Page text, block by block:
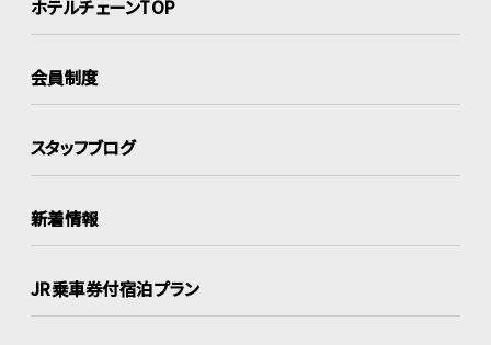
ホテルチェーンTOP
会員制度
スタッフブログ
新着情報
JR乗車券付宿泊プラン